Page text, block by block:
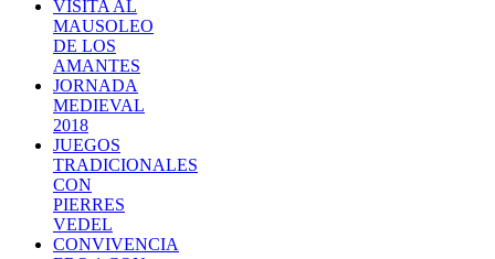
VISITA AL
MAUSOLEO
DE LOS
AMANTES
JORNADA
MEDIEVAL
2018
JUEGOS
TRADICIONALES
CON
PIERRES
VEDEL
CONVIVENCIA